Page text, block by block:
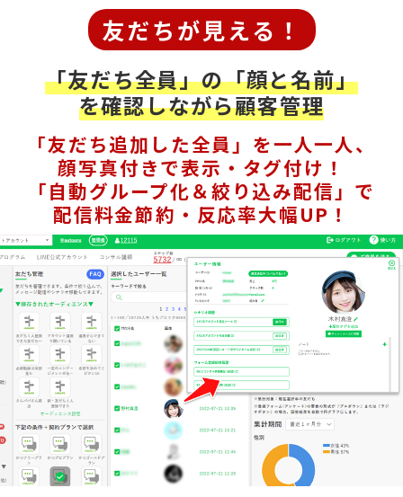
友だちが見える！
「友だち全員」の「顔と名前」
を確認しながら顧客管理
「友だち追加した全員」を一人一人、
顔写真付きで表示・タグ付け！
「自動グループ化＆絞り込み配信」で
配信料金節約・反応率大幅UP！